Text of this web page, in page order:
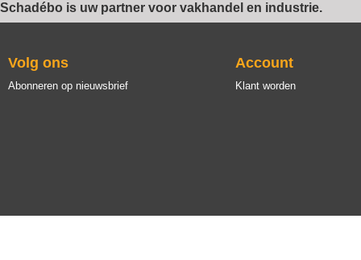
Schadébo is uw partner voor vakhandel en industrie.
Volg ons
Abonneren op nieuwsbrief
Account
Klant worden